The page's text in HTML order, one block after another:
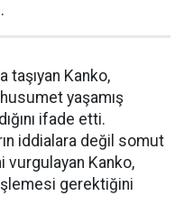
taşıyan Kanko,
yaşamış
ifade etti.
iddialara değil somut
vurgulayan Kanko,
işlemesi gerektiğini